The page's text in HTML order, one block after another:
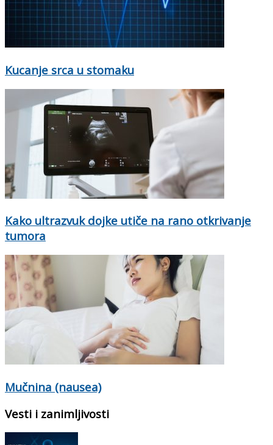
Kucanje srca u stomaku
Kako ultrazvuk dojke utiče na rano otkrivanje
tumora
Mučnina (nausea)
Vesti i zanimljivosti